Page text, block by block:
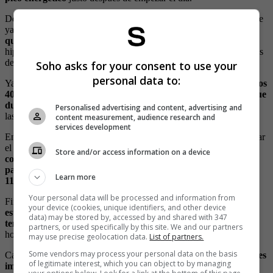
De acuerdo con la investigación de Kelly, la hora ideal para los que
ya llegaron al tercer piso es
alrededor de las 8 de la mañana, ya
que el sol a esa hora también es un buen estimulante
hipotálamo y en el caso de los hombres también ayuda a los niveles
de testosterona.
Ya más avanzada la edad, las circunstancias cambian, pues
entre los
40 y 50 años los niveles de estrés suelen ser más altos, por lo que
durante el día el cuerpo y la mente están enfocadosen resolver
las obligaciones laborales o del hogar.
En ese sentido, entre los 40 y los 50 años la hora ideal es al finalizar
el día cuando todas las tareas que agobien ya hayan terminado y
como las personas a esa edad suelen dormir menos, el horario
para la intimidad es ya bien entrada la noche a eso de las 10 u
11.
Finalmente, para aquellos que tienenun rango de edad de 60 el
estudio dice que ese momento íntimo vuelve a una hora más
temprano luego de atravesar por la etapa anterior.Así que, el
horario ideal para que la libido se aumente es a las 8 de la noche.
Cabe destacar que para que la libido a cualquier edad se segregué
es
importante tener hábitos sanos pues la falta de ejercicio o la
Soho asks for your consent to use your
personal data to:
Personalised advertising and content, advertising and
content measurement, audience research and
services development
Store and/or access information on a device
Learn more
Your personal data will be processed and information from
your device (cookies, unique identifiers, and other device
data) may be stored by, accessed by and shared with 347
partners, or used specifically by this site. We and our partners
may use precise geolocation data. List of partners.
Some vendors may process your personal data on the basis
of legitimate interest, which you can object to by managing